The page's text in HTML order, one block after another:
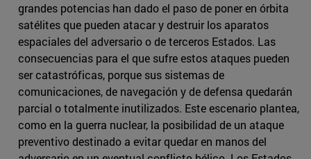
grandes potencias han dado el paso de poner en órbita
satélites que pueden atacar y destruir los aparatos
espaciales del adversario o de terceros Estados. Las
consecuencias para el que sufre estos ataques pueden
ser catastróficas, porque sus sistemas de
comunicaciones, de navegación y de defensa quedarán
parcial o totalmente inutilizados. Este escenario plantea,
como en la guerra nuclear, la posibilidad de un ataque
preventivo destinado a evitar quedar en manos del